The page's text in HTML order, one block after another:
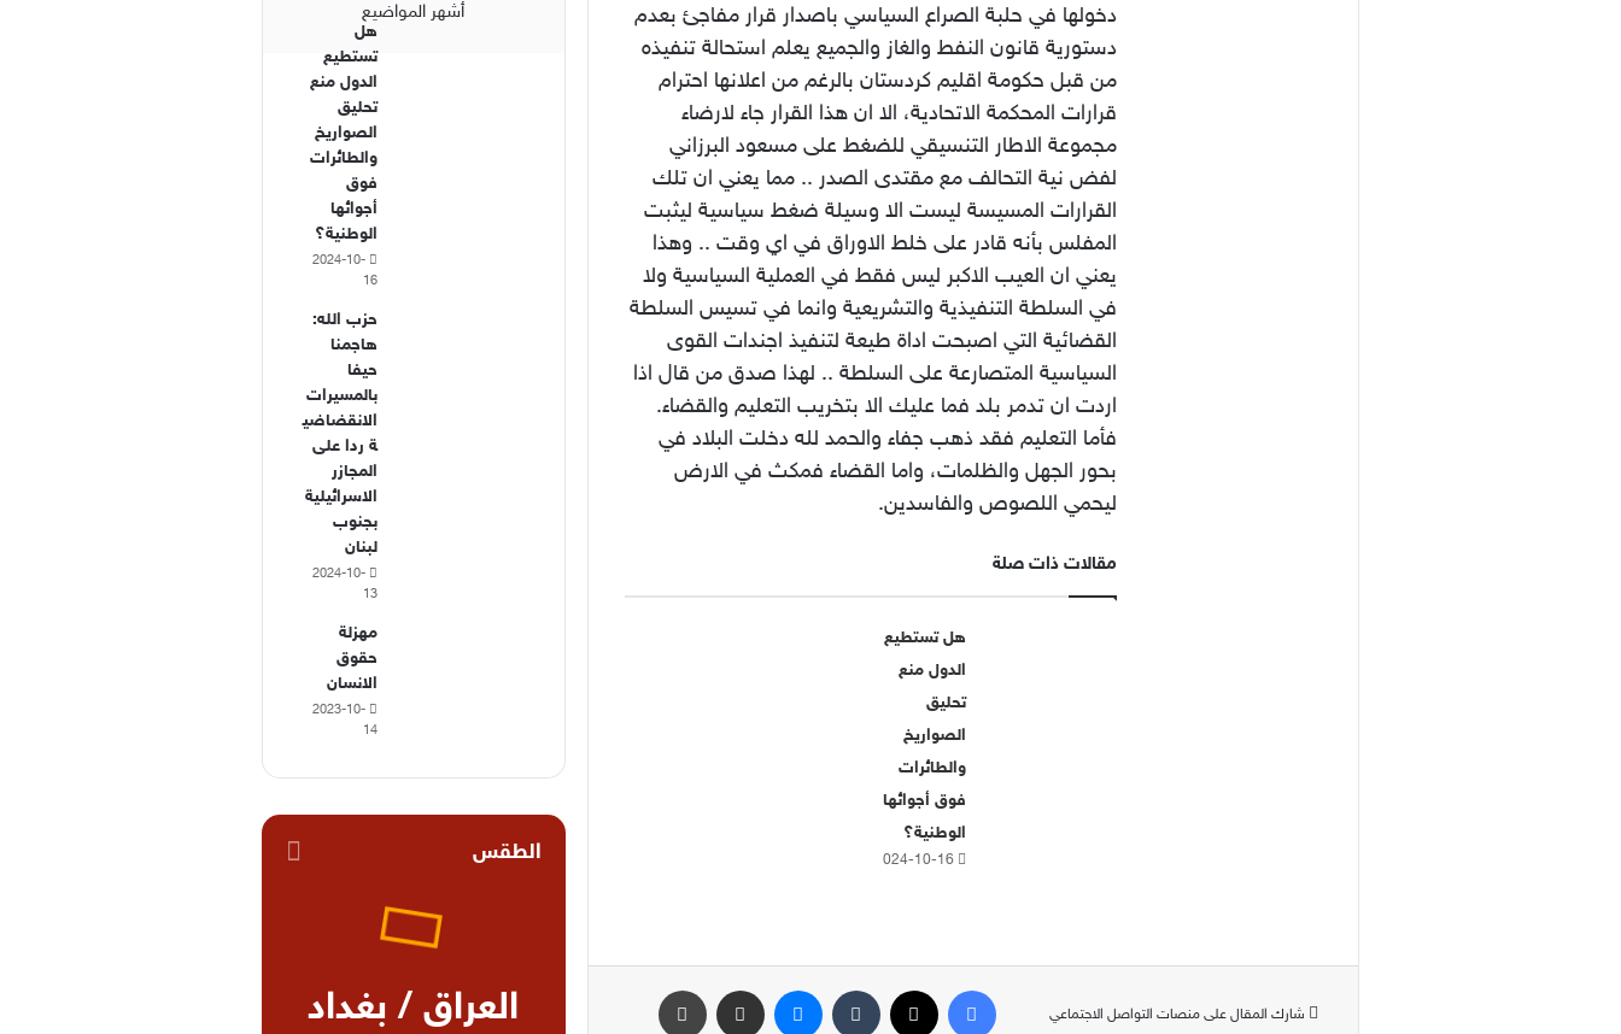
دخولها في حلبة الصراع السياسي باصدار قرار مفاجئ بعدم
دستورية قانون النفط والغاز والجميع يعلم استحالة تنفيذه
من قبل حكومة اقليم كردستان بالرغم من اعلانها احترام
قرارات المحكمة الاتحادية، الا ان هذا القرار جاء لارضاء
مجموعة الاطار التنسيقي للضغط على مسعود البرزاني
لفض نية التحالف مع مقتدى الصدر .. مما يعني ان تلك
القرارات المسيسة ليست الا وسيلة ضغط سياسية ليثبت
المفلس بأنه قادر على خلط الاوراق في اي وقت .. وهذا
يعني ان العيب الاكبر ليس فقط في العملية السياسية ولا
في السلطة التنفيذية والتشريعية وانما في تسيس السلطة
القضائية التي اصبحت اداة طيعة لتنفيذ اجندات القوى
السياسية المتصارعة على السلطة .. لهذا صدق من قال اذا
اردت ان تدمر بلد فما عليك الا بتخريب التعليم والقضاء.
فأما التعليم فقد ذهب جفاء والحمد لله دخلت البلاد في
بحور الجهل والظلمات، واما القضاء فمكث في الارض
ليحمي اللصوص والفاسدين.
مقالات ذات صلة
هل تستطيع
الدول منع
تحليق
الصواريخ
والطائرات
فوق أجوائها
الوطنية؟
2024-10-16
شارك المقال على منصات التواصل الاجتماعي
فيسبوك ماسنجر مشاركة عبر البريد
أشهر المواضيع
هل
تستطيع
الدول منع
تحليق
الصواريخ
والطائرات
فوق
أجوائها
الوطنية؟
2024-10-
16
حزب الله:
هاجمنا
حيفا
بالمسيرات
الانقضاضي
ة ردا على
المجازر
الاسرائيلية
بجنوب
لبنان
2024-10-
13
مهزلة
حقوق
الانسان
2023-10-
14
الطقس
العراق / بغداد